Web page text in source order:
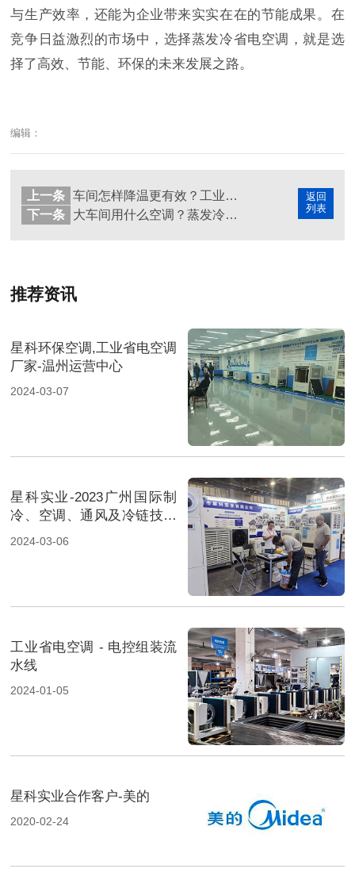
与生产效率，还能为企业带来实实在在的节能成果。在
竞争日益激烈的市场中，选择蒸发冷省电空调，就是选
择了高效、节能、环保的未来发展之路。
编辑：
返回
列表
上一条
车间怎样降温更有效？工业省电空调成优选方案
下一条
大车间用什么空调？蒸发冷省电空调成节能降温新选择
推荐资讯
星科环保空调,工业省电空调
厂家-温州运营中心
2024-03-07
星科实业-2023广州国际制
冷、空调、通风及冷链技术
展览会-2
2024-03-06
工业省电空调 - 电控组装流
水线
2024-01-05
星科实业合作客户-美的
2020-02-24